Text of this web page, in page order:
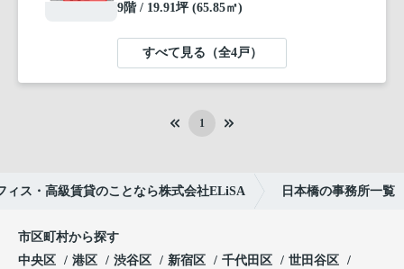
9階 / 19.91坪 (65.85㎡)
すべて見る（全4戸）
1
ィス・高級賃貸のことなら株式会社ELiSA 日本橋の事務所一覧
市区町村から探す
中央区
港区 渋谷区 新宿区 千代田区
世田谷区